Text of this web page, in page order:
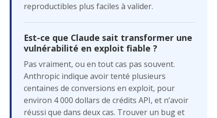
reproductibles plus faciles à valider.
Est-ce que Claude sait transformer une
vulnérabilité en exploit fiable ?
Pas vraiment, ou en tout cas pas souvent.
Anthropic indique avoir tenté plusieurs
centaines de conversions en exploit, pour
environ 4 000 dollars de crédits API, et n’avoir
réussi que dans deux cas. Trouver un bug et